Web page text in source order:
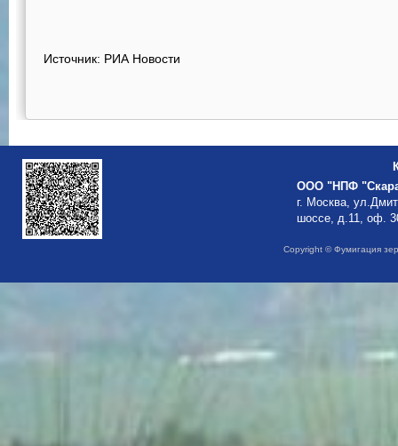
Источник: РИА Новости
ООО "НПФ
г. Москва,
шоссе, д.11, оф.
Copyright © Фумигация